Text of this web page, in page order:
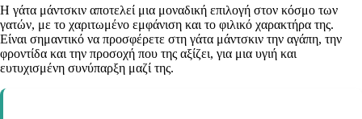
Η γάτα μάντσκιν αποτελεί μια μοναδική επιλογή στον κόσμο των
γατών, με το χαριτωμένο εμφάνιση και το φιλικό χαρακτήρα της.
Είναι σημαντικό να προσφέρετε στη γάτα μάντσκιν την αγάπη, την
φροντίδα και την προσοχή που της αξίζει, για μια υγιή και
ευτυχισμένη συνύπαρξη μαζί της.